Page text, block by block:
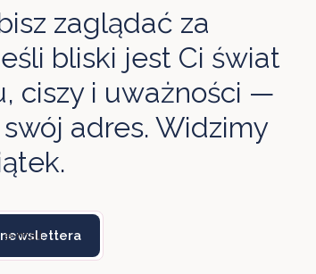
zaglądać za
bliski jest Ci świat
ciszy i uważności —
adres. Widzimy
e-mail
newslettera